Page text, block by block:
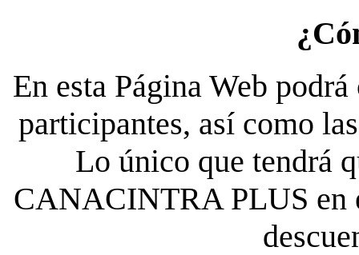
En esta Página Web
participantes, así como
Lo único que tendrá
CANACINTRA PLUS en